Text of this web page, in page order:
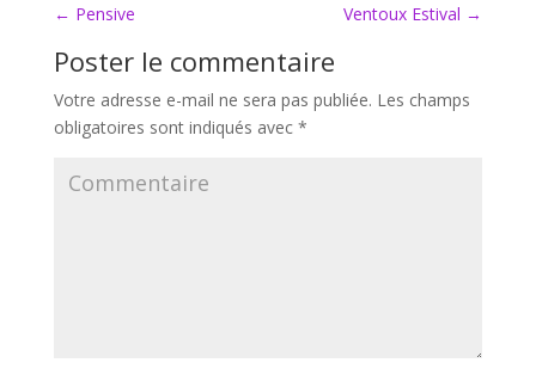
← Pensive Ventoux Estival →
Poster le commentaire
Votre adresse e-mail ne sera pas publiée. Les champs
obligatoires sont indiqués avec *